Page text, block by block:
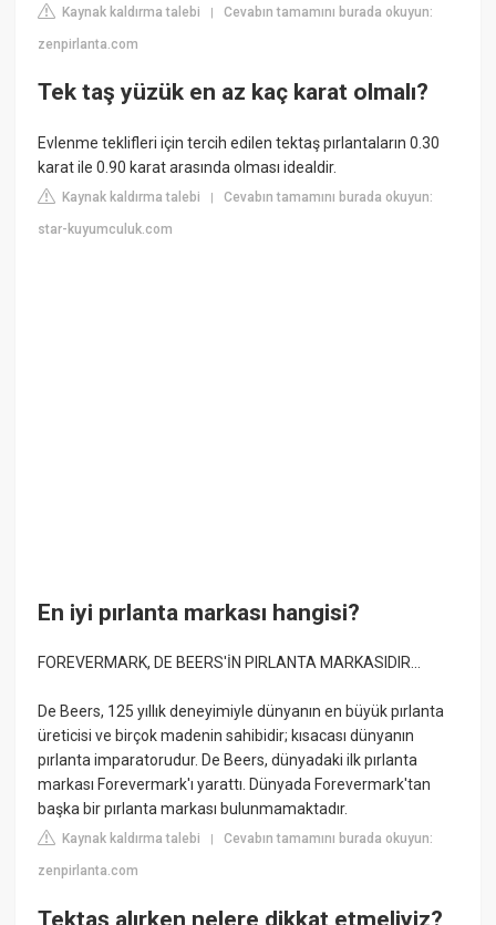
Kaynak kaldırma talebi |Cevabın tamamını burada okuyun:
zenpirlanta.com
Tek taş yüzük en az kaç karat olmalı?
Evlenme teklifleri için tercih edilen tektaş pırlantaların 0.30
karat ile 0.90 karat arasında olması idealdir.
Kaynak kaldırma talebi |Cevabın tamamını burada okuyun:
star-kuyumculuk.com
En iyi pırlanta markası hangisi?
FOREVERMARK, DE BEERS'İN PIRLANTA MARKASIDIR...
De Beers, 125 yıllık deneyimiyle dünyanın en büyük pırlanta
üreticisi ve birçok madenin sahibidir; kısacası dünyanın
pırlanta imparatorudur. De Beers, dünyadaki ilk pırlanta
markası Forevermark'ı yarattı. Dünyada Forevermark'tan
başka bir pırlanta markası bulunmamaktadır.
Kaynak kaldırma talebi |Cevabın tamamını burada okuyun:
zenpirlanta.com
Tektaş alırken nelere dikkat etmeliyiz?